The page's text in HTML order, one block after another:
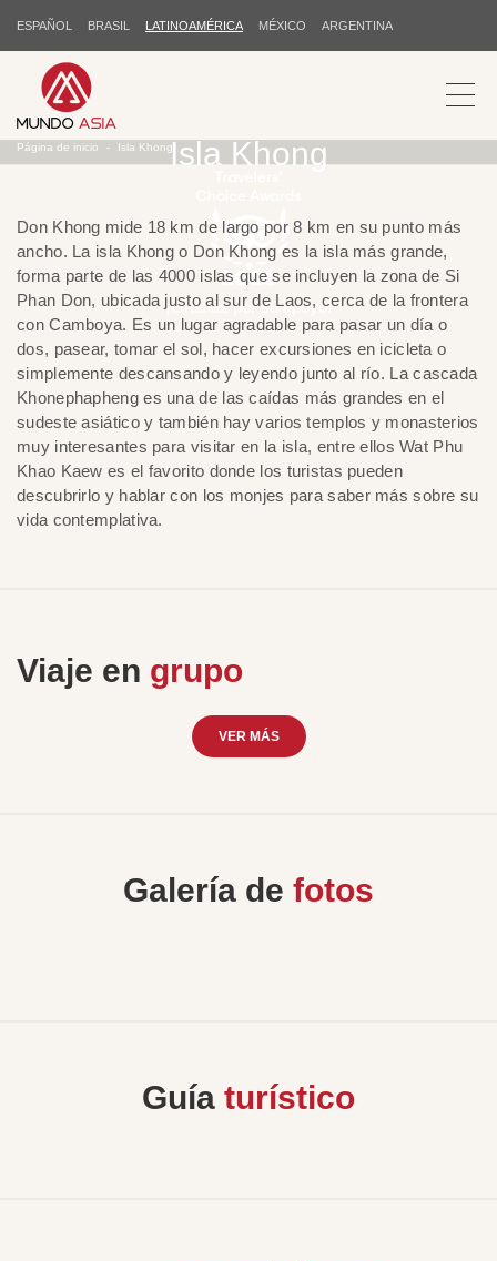
ESPAÑOL BRASIL LATINOAMÉRICA MÉXICO ARGENTINA
Isla Khong
Página de inicio Isla Khong
¡Gracias por su apoyo!
Don Khong mide 18 km de largo por 8 km en su punto más
ancho. La isla Khong o Don Khong es la isla más grande,
forma parte de las 4000 islas que se incluyen la zona de Si
Phan Don, ubicada justo al sur de Laos, cerca de la frontera
con Camboya. Es un lugar agradable para pasar un día o
dos, pasear, tomar el sol, hacer excursiones en icicleta o
simplemente descansando y leyendo junto al río. La cascada
Khonephapheng es una de las caídas más grandes en el
sudeste asiático y también hay varios templos y monasterios
muy interesantes para visitar en la isla, entre ellos Wat Phu
Khao Kaew es el favorito donde los turistas pueden
descubrirlo y hablar con los monjes para saber más sobre su
vida contemplativa.
Viaje en grupo
VER MÁS
Galería de fotos
Guía turístico